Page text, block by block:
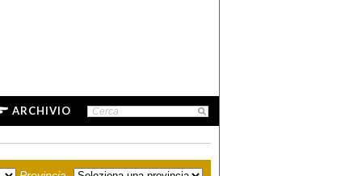
ARCHIVIO